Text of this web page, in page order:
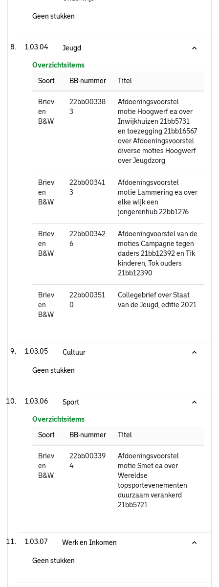
Geen stukken
1.03.04 Jeugd
Overzichtsitems
Soort
BB-nummer Titel
Briev
en
B&W
22bb00338
3
Afdoeningsvoorstel
motie Hoogwerf ea over
Inwijkhuizen 21bb5731
en toezegging 21bb16567
over Afdoeningsvoorstel
diverse moties Hoogwerf
over Jeugdzorg
Briev
en
B&W
22bb00341
3
Afdoeningsvoorstel
motie Lammering ea over
elke wijk een
jongerenhub 22bb1276
Briev
en
B&W
22bb00342
6
Afdoeningvoorstel van de
moties Campagne tegen
daders 21bb12392 en Tik
kinderen, Tok ouders
21bb12390
Briev
en
B&W
22bb00351
0
Collegebrief over Staat
van de Jeugd, editie 2021
1.03.05 Cultuur
Geen stukken
1.03.06 Sport
Overzichtsitems
Soort
BB-nummer Titel
Briev
en
B&W
22bb00339
4
Afdoeningsvoorstel
motie Smet ea over
Wereldse
topsportevenementen
duurzaam verankerd
21bb5721
1.03.07 Werk en Inkomen
Geen stukken